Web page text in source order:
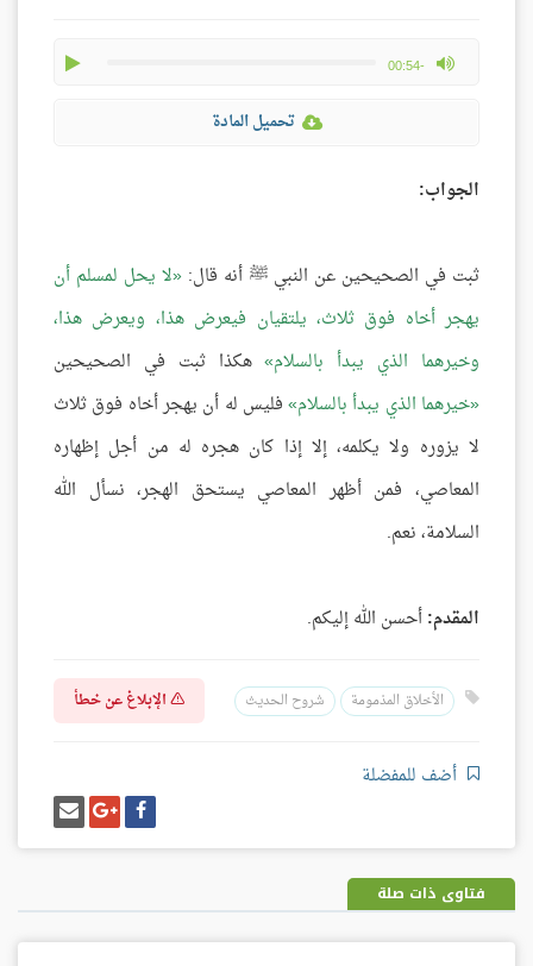
-00:54
max volume
تحميل المادة
الجواب:
ثبت في الصحيحين عن النبي ﷺ أنه قال: لا يحل لمسلم أن
يهجر أخاه فوق ثلاث، يلتقيان فيعرض هذا، ويعرض هذا،
وخيرهما الذي يبدأ بالسلام هكذا ثبت في الصحيحين
خيرهما الذي يبدأ بالسلام فليس له أن يهجر أخاه فوق ثلاث
لا يزوره ولا يكلمه، إلا إذا كان هجره له من أجل إظهاره
المعاصي، فمن أظهر المعاصي يستحق الهجر، نسأل الله
السلامة، نعم.
المقدم:أحسن الله إليكم.
الأخلاق المذمومة شروح الحديث الإبلاغ عن خطأ
أضف للمفضلة
شارك
على
فيسبوك
شارك
على
غوغل
بلس
إرسل
إيميل
فتاوى ذات صلة